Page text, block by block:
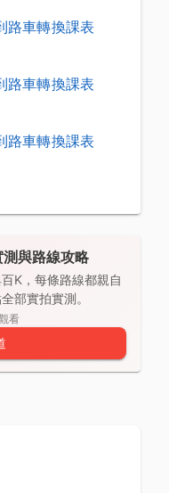
路車轉換課表
路車轉換課表
路車轉換課表
與路線攻略
K，每條路線都親自
部實拍實測。
看